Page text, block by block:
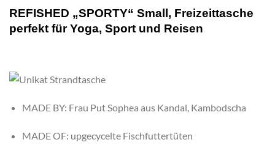
REFISHED „SPORTY“ Small, Freizeittasche
perfekt für Yoga, Sport und Reisen
MADE BY: Frau Put Sophea aus Kandal, Kambodscha
MADE OF: upgecycelte Fischfuttertüten